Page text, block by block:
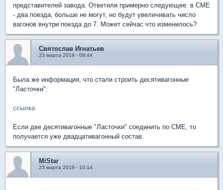
представителей завода. Ответили примерно следующее: в СМЕ
- два поезда, больше не могут, но будут увеличивать число
вагонов внутри поезда до 7. Может сейчас что изменилось?
Святослав Игнатьев
23 марта 2019 - 09:44
Была же информация, что стали строить десятивагонные
"Ласточки":
ссылка
Если две десятивагонные "Ласточки" соединить по СМЕ, то
получается уже двадцативагонный состав.
MiStar
23 марта 2019 - 10:14